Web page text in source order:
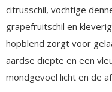
citrusschil, vochtige
grapefruitschil en
hopblend zorgt voor
aardse diepte en een
mondgevoel licht en de